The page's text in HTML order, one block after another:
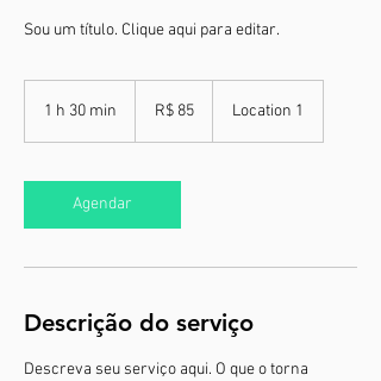
Sou um título. Clique aqui para editar.
1 h 30 min
m
i
n
brasileiros
R$ 85 Location 1
Agendar
Descrição do serviço
Descreva seu serviço aqui. O que o torna